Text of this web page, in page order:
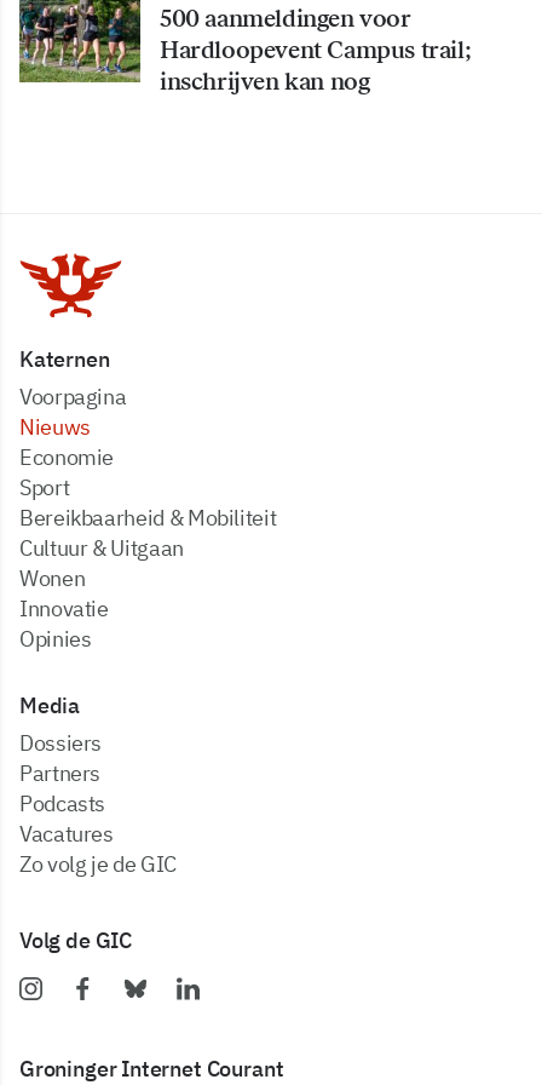
500 aanmeldingen voor
Hardloopevent Campus trail;
inschrijven kan nog
Katernen
Voorpagina
Nieuws
Economie
Sport
Bereikbaarheid & Mobiliteit
Cultuur & Uitgaan
Wonen
Innovatie
Opinies
Media
dossiers
partners
podcasts
vacatures
zo volg je de GIC
Volg de GIC
Groninger Internet Courant